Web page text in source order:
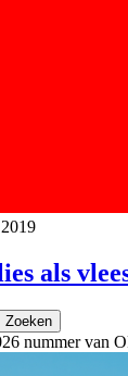
als
nummer van